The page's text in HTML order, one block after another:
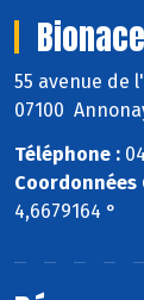
55 avenue de
07100
Téléphone :
Coordonnées
4,6679164 °